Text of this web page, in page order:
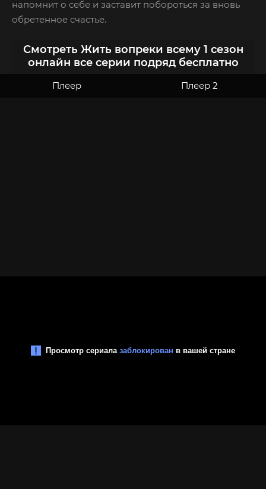
напомнит о себе и заставит побороться за вновь
обретенное счастье.
Смотреть Жить вопреки всему 1 сезон
онлайн все серии подряд бесплатно
Плеер Плеер 2